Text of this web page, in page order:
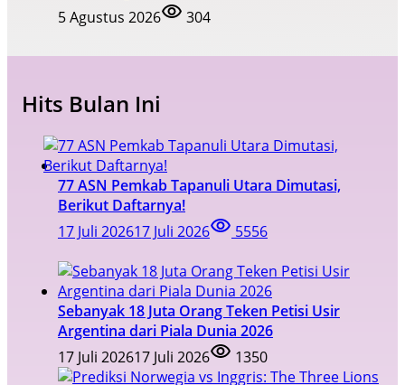
5 Agustus 2026
304
Hits Bulan Ini
77 ASN Pemkab Tapanuli Utara Dimutasi,
Berikut Daftarnya!
17 Juli 202617 Juli 2026 5556
Sebanyak 18 Juta Orang Teken Petisi Usir
Argentina dari Piala Dunia 2026
17 Juli 202617 Juli 2026 1350